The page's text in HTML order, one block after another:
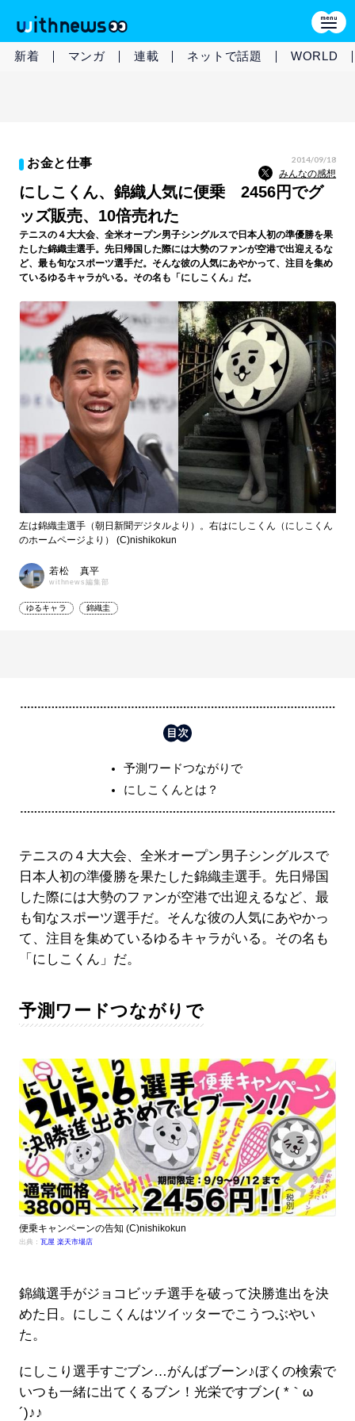
新着 マンガ 連載 ネットで話題 WORLD
お金と仕事 2014/09/18
みんなの感想
にしこくん、錦織人気に便乗 2456円でグ
ッズ販売、10倍売れた
テニスの４大大会、全米オープン男子シングルスで日本人初の準優勝を果
たした錦織圭選手。先日帰国した際には大勢のファンが空港で出迎えるな
ど、最も旬なスポーツ選手だ。そんな彼の人気にあやかって、注目を集め
ているゆるキャラがいる。その名も「にしこくん」だ。
左は錦織圭選手（朝日新聞デジタルより）。右はにしこくん（にしこくん
のホームページより） (C)nishikokun
若松 真平
withnews編集部
ゆるキャラ 錦織圭
予測ワードつながりで
にしこくんとは？
テニスの４大大会、全米オープン男子シングルスで
日本人初の準優勝を果たした錦織圭選手。先日帰国
した際には大勢のファンが空港で出迎えるなど、最
も旬なスポーツ選手だ。そんな彼の人気にあやかっ
て、注目を集めているゆるキャラがいる。その名も
「にしこくん」だ。
予測ワードつながりで
便乗キャンペーンの告知 (C)nishikokun
出典： 瓦屋 楽天市場店
錦織選手がジョコビッチ選手を破って決勝進出を決
めた日。にしこくんはツイッターでこうつぶやい
た。
にしこり選手すごブン…がんばブーン♪ぼくの検索で
いつも一緒に出てくるブン！光栄ですブン( *｀ω
´)♪♪